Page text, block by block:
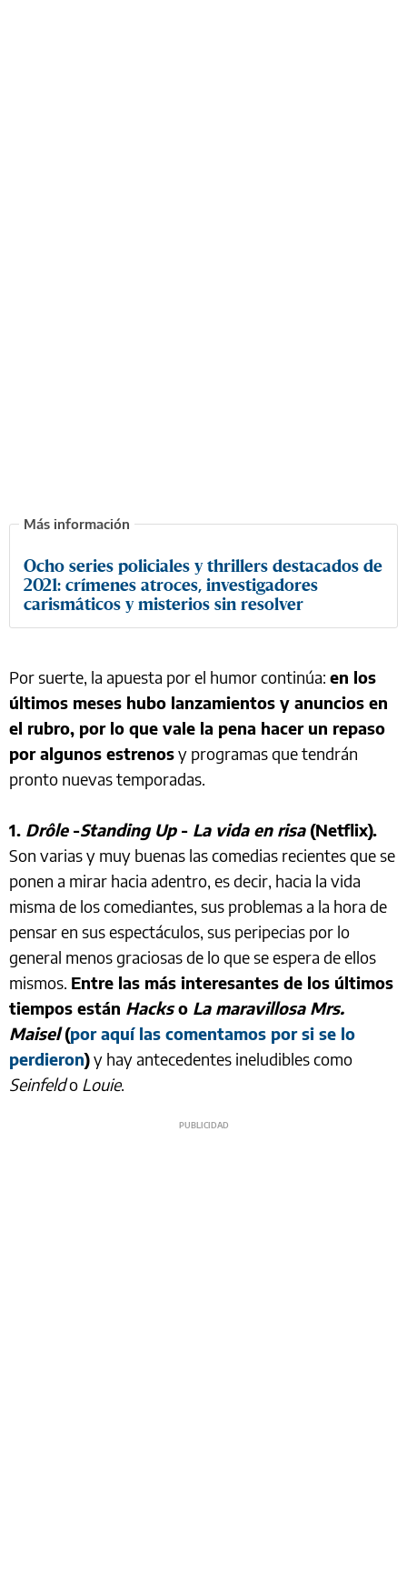
Ocho series policiales y thrillers destacados de
2021: crímenes atroces, investigadores
carismáticos y misterios sin resolver
Por suerte, la apuesta por el humor continúa: en los
últimos meses hubo lanzamientos y anuncios en
el rubro, por lo que vale la pena hacer un repaso
por algunos estrenosy programas que tendrán
pronto nuevas temporadas.
1. Drôle-Standing Up - La vida en risa(Netflix).
Son varias y muy buenas las comedias recientes que se
ponen a mirar hacia adentro, es decir, hacia la vida
misma de los comediantes, sus problemas a la hora de
pensar en sus espectáculos, sus peripecias por lo
general menos graciosas de lo que se espera de ellos
mismos. Entre las más interesantes de los últimos
tiempos están Hackso La maravillosa Mrs.
Maisel(por aquí las comentamos por si se lo
perdieron)y hay antecedentes ineludibles como
Seinfeldo Louie.